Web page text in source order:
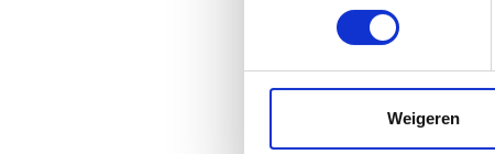
Weigeren